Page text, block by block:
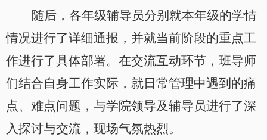
随后，各年级辅导员分别就本年级的学情
情况进行了详细通报，并就当前阶段的重点工
作进行了具体部署。在交流互动环节，班导师
们结合自身工作实际，就日常管理中遇到的痛
点、难点问题，与学院领导及辅导员进行了深
入探讨与交流，现场气氛热烈。